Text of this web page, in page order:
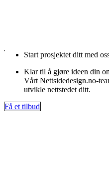
Start prosjektet ditt med
Klar til å gjøre ideen din
Vårt Nettsidedesign.no-
utvikle nettstedet ditt.
Få et tilbud